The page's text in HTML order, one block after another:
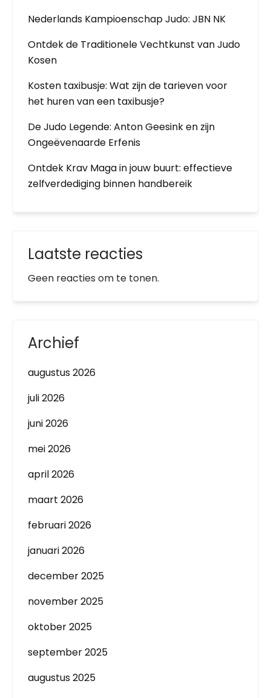
Nederlands Kampioenschap Judo: JBN NK
Ontdek de Traditionele Vechtkunst van Judo
Kosen
Kosten taxibusje: Wat zijn de tarieven voor
het huren van een taxibusje?
De Judo Legende: Anton Geesink en zijn
Ongeëvenaarde Erfenis
Ontdek Krav Maga in jouw buurt: effectieve
zelfverdediging binnen handbereik
Laatste reacties
Geen reacties om te tonen.
Archief
augustus 2026
juli 2026
juni 2026
mei 2026
april 2026
maart 2026
februari 2026
januari 2026
december 2025
november 2025
oktober 2025
september 2025
augustus 2025